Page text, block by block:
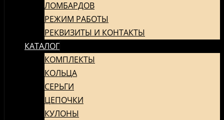
СОДЕРЖИМОМУЛОМБАРДОВ
РЕЖИМ РАБОТЫ
РЕКВИЗИТЫ И КОНТАКТЫ
КАТАЛОГ
КОМПЛЕКТЫ
КОЛЬЦА
СЕРЬГИ
ЦЕПОЧКИ
КУЛОНЫ